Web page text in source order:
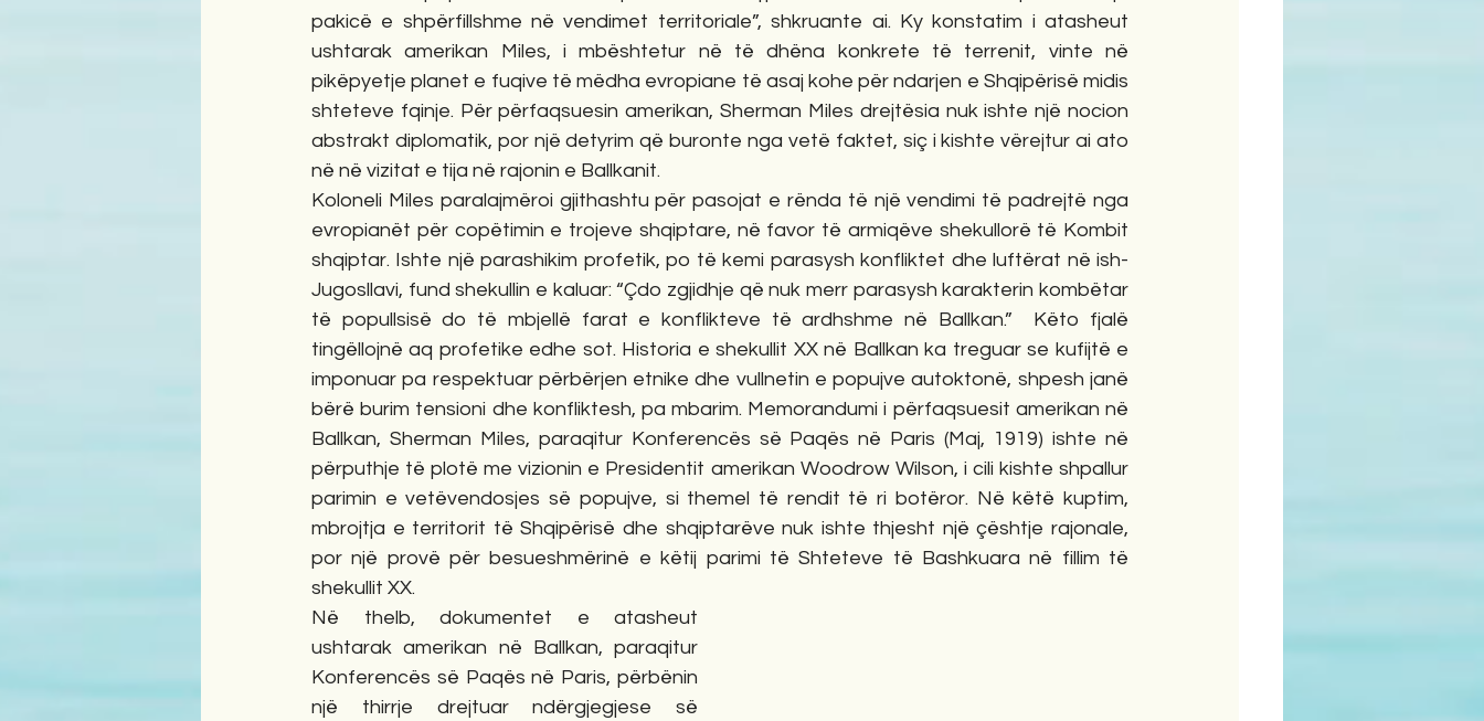
pakicë e shpërfillshme në vendimet territoriale”, shkruante ai. Ky konstatim i atasheut
ushtarak amerikan Miles, i mbështetur në të dhëna konkrete të terrenit, vinte në
pikëpyetje planet e fuqive të mëdha evropiane të asaj kohe për ndarjen e Shqipërisë midis
shteteve fqinje. Për përfaqsuesin amerikan, Sherman Miles drejtësia nuk ishte një nocion
abstrakt diplomatik, por një detyrim që buronte nga vetë faktet, siç i kishte vërejtur ai ato
në në vizitat e tija në rajonin e Ballkanit.
Koloneli Miles paralajmëroi gjithashtu për pasojat e rënda të një vendimi të padrejtë nga
evropianët për copëtimin e trojeve shqiptare, në favor të armiqëve shekullorë të Kombit
shqiptar. Ishte një parashikim profetik, po të kemi parasysh konfliktet dhe luftërat në ish-
Jugosllavi, fund shekullin e kaluar: “Çdo zgjidhje që nuk merr parasysh karakterin kombëtar
të popullsisë do të mbjellë farat e konflikteve të ardhshme në Ballkan.”  Këto fjalë
tingëllojnë aq profetike edhe sot. Historia e shekullit XX në Ballkan ka treguar se kufijtë e
imponuar pa respektuar përbërjen etnike dhe vullnetin e popujve autoktonë, shpesh janë
bërë burim tensioni dhe konfliktesh, pa mbarim. Memorandumi i përfaqsuesit amerikan në
Ballkan, Sherman Miles, paraqitur Konferencës së Paqës në Paris (Maj, 1919) ishte në
përputhje të plotë me vizionin e Presidentit amerikan Woodrow Wilson, i cili kishte shpallur
parimin e vetëvendosjes së popujve, si themel të rendit të ri botëror. Në këtë kuptim,
mbrojtja e territorit të Shqipërisë dhe shqiptarëve nuk ishte thjesht një çështje rajonale,
por një provë për besueshmërinë e këtij parimi të Shteteve të Bashkuara në fillim të
shekullit XX.
Në thelb, dokumentet e atasheut
ushtarak amerikan në Ballkan, paraqitur
Konferencës së Paqës në Paris, përbënin
një thirrje drejtuar ndërgjegjese së